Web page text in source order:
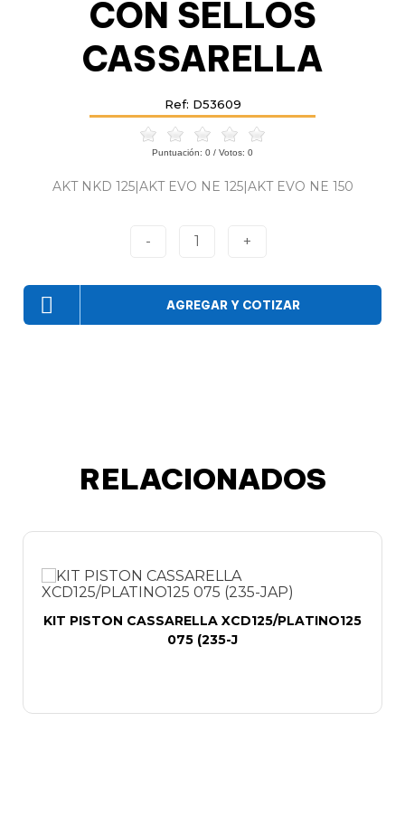
CON SELLOS
CASSARELLA
Ref: D53609
Puntuación: 0 / Votos: 0
AKT NKD 125|AKT EVO NE 125|AKT EVO NE 150
- 1 +
AGREGAR Y COTIZAR
RELACIONADOS
KIT PISTON CASSARELLA XCD125/PLATINO125
075 (235-J